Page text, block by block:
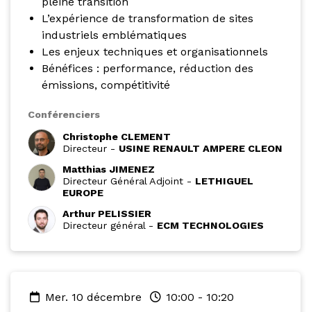
L’expérience de transformation de sites
industriels emblématiques
Les enjeux techniques et organisationnels
Bénéfices : performance, réduction des
émissions, compétitivité
Conférenciers
Christophe CLEMENT
Directeur - USINE RENAULT AMPERE CLEON
Matthias JIMENEZ
Directeur Général Adjoint - LETHIGUEL
EUROPE
Arthur PELISSIER
Directeur général- ECM TECHNOLOGIES
mer. 10 décembre 10:00 - 10:20